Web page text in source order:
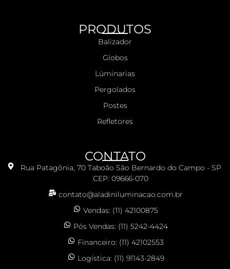
PRODUTOS
Balizador
Globos
Lúminarias
Pergolados
Postes
Refletores
CONTATO
Rua Patagônia, 70 Taboão São Bernardo do Campo - SP
CEP: 09666-070
contato@aladiniluminacao.com.br
Vendas: (11) 42100875
Pós Vendas: (11) 5242-4424
Financeiro: (11) 42102553
Logística: (11) 91143-2849